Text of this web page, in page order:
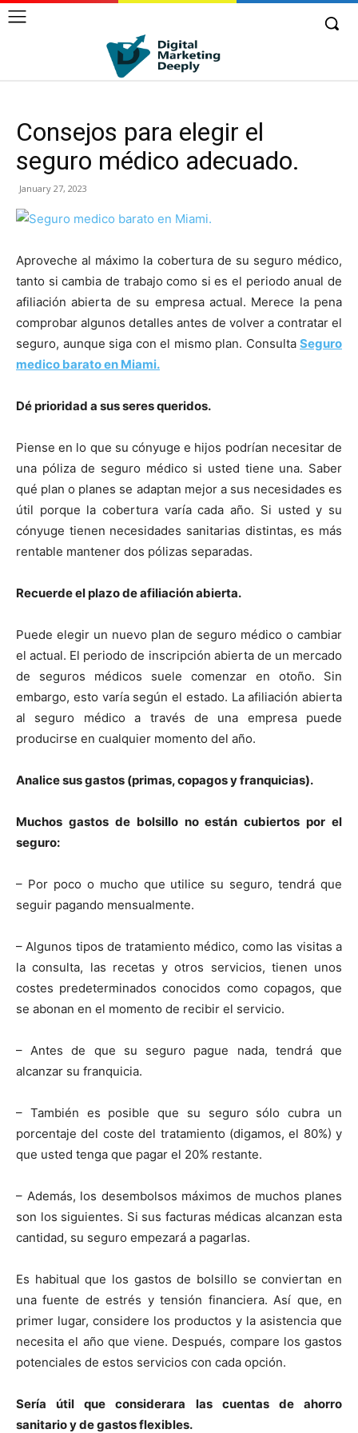
Consejos para elegir el
seguro médico adecuado.
January 27, 2023
Aproveche al máximo la cobertura de su seguro médico,
tanto si cambia de trabajo como si es el periodo anual de
afiliación abierta de su empresa actual. Merece la pena
comprobar algunos detalles antes de volver a contratar el
seguro, aunque siga con el mismo plan. Consulta Seguro
medico barato en Miami.
Dé prioridad a sus seres queridos.
Piense en lo que su cónyuge e hijos podrían necesitar de
una póliza de seguro médico si usted tiene una. Saber
qué plan o planes se adaptan mejor a sus necesidades es
útil porque la cobertura varía cada año. Si usted y su
cónyuge tienen necesidades sanitarias distintas, es más
rentable mantener dos pólizas separadas.
Recuerde el plazo de afiliación abierta.
Puede elegir un nuevo plan de seguro médico o cambiar
el actual. El periodo de inscripción abierta de un mercado
de seguros médicos suele comenzar en otoño. Sin
embargo, esto varía según el estado. La afiliación abierta
al seguro médico a través de una empresa puede
producirse en cualquier momento del año.
Analice sus gastos (primas, copagos y franquicias).
Muchos gastos de bolsillo no están cubiertos por el
seguro:
– Por poco o mucho que utilice su seguro, tendrá que
seguir pagando mensualmente.
– Algunos tipos de tratamiento médico, como las visitas a
la consulta, las recetas y otros servicios, tienen unos
costes predeterminados conocidos como copagos, que
se abonan en el momento de recibir el servicio.
– Antes de que su seguro pague nada, tendrá que
alcanzar su franquicia.
– También es posible que su seguro sólo cubra un
porcentaje del coste del tratamiento (digamos, el 80%) y
que usted tenga que pagar el 20% restante.
– Además, los desembolsos máximos de muchos planes
son los siguientes. Si sus facturas médicas alcanzan esta
cantidad, su seguro empezará a pagarlas.
Es habitual que los gastos de bolsillo se conviertan en
una fuente de estrés y tensión financiera. Así que, en
primer lugar, considere los productos y la asistencia que
necesita el año que viene. Después, compare los gastos
potenciales de estos servicios con cada opción.
Sería útil que considerara las cuentas de ahorro
sanitario y de gastos flexibles.